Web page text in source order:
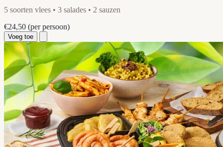
5 soorten vlees • 3 salades • 2 sauzen
€24,50 (per persoon)
Voeg toe